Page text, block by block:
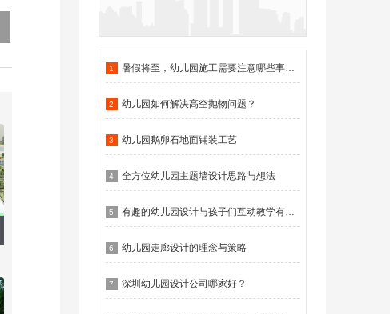
1 暑假将至，幼儿园施工需要注意哪些事项？
2 幼儿园如何解决高空抛物问题？
3 幼儿园鹅卵石地面铺装工艺
4 全方位幼儿园主题墙设计思路与想法
5 有趣的幼儿园设计与孩子们互动教学有什么作用？
6 幼儿园走廊设计的理念与策略
7 深圳幼儿园设计公司哪家好？